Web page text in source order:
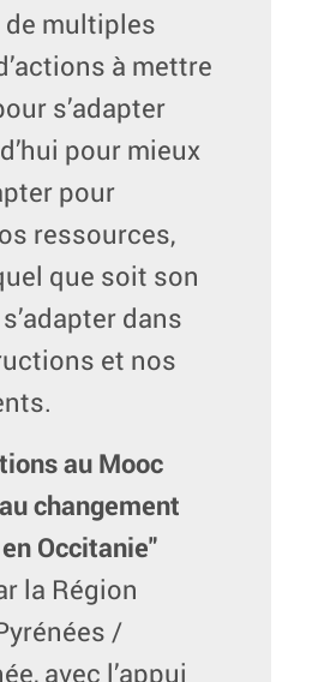
multiples
à mettre
s’adapter
pour mieux
pour
ressources,
que soit son
dans
et nos
au Mooc
changement
Occitanie"
la Région
/
avec l’appui